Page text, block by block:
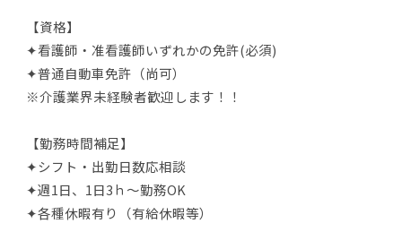
【資格】
✦看護師・准看護師いずれかの免許(必須)
✦普通自動車免許（尚可）
※介護業界未経験者歓迎します！！
【勤務時間補足】
✦シフト・出勤日数応相談
✦週1日、1日3ｈ～勤務OK
✦各種休暇有り（有給休暇等）